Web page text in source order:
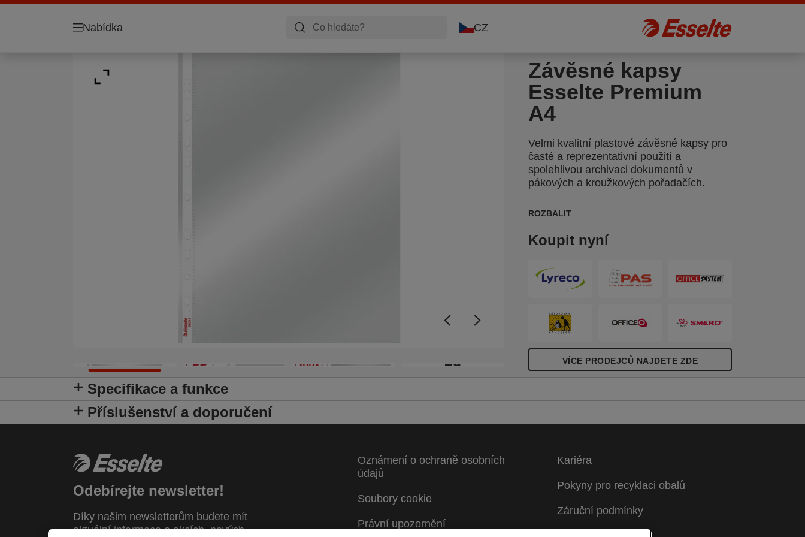
Nabídka CZ
+9
Závěsné kapsy
Esselte Premium
A4
Velmi kvalitní plastové závěsné kapsy pro
časté a reprezentativní použití a
spolehlivou archivaci dokumentů v
pákových a kroužkových pořadačích.
ROZBALIT
Koupit nyní
VÍCE PRODEJCŮ NAJDETE ZDE
Specifikace a funkce
Příslušenství a doporučení
Odebírejte newsletter!
Díky našim newsletterům budete mít
aktuální informace o akcích, nových
Oznámení o ochraně osobních
údajů
Soubory cookie
Právní upozornění
Kariéra
Pokyny pro recyklaci obalů
Záruční podmínky